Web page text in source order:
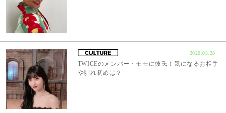
2020.03.28
TWICEのメンバー・モモに彼氏！気になるお相手
や馴れ初めは？